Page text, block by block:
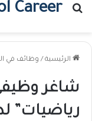
Career
بحث عن
الرئيسية / وظائف في
شاغر